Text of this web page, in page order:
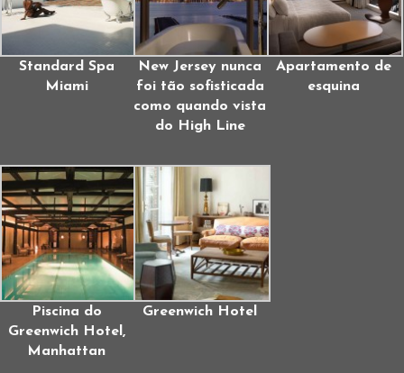
Standard Spa
Miami
New Jersey nunca
foi tão sofisticada
como quando vista
do High Line
Apartamento de
esquina
Piscina do
Greenwich Hotel,
Manhattan
Greenwich Hotel